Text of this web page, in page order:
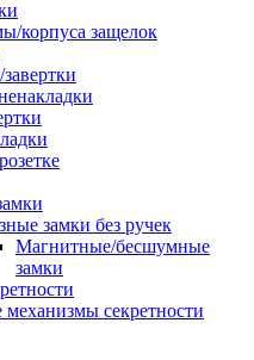
корпуса защелок
замки без ручек
Магнитные/бесшумные
замки
секретности